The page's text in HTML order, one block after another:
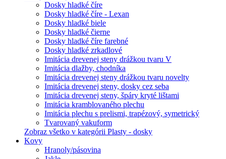
Dosky hladké číre
Dosky hladké číre - Lexan
Dosky hladké biele
Dosky hladké čierne
Dosky hladké číre farebné
Dosky hladké zrkadlové
Imitácia drevenej steny drážkou tvaru V
Imitácia dlažby, chodníka
Imitácia drevenej steny drážkou tvaru novelty
Imitácia drevenej steny, dosky cez seba
Imitácia drevenej steny, špáry kryté lištami
Imitácia kramblovaného plechu
Imitácia plechu s prelismi, trapézový, symetrický
Tvarovaný vakuform
Zobraz všetko v kategórii Plasty - dosky
Kovy
Hranoly/pásovina